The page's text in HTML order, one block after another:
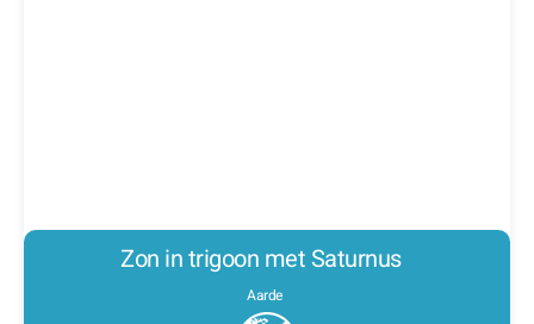
Zon in trigoon met Saturnus
Aarde